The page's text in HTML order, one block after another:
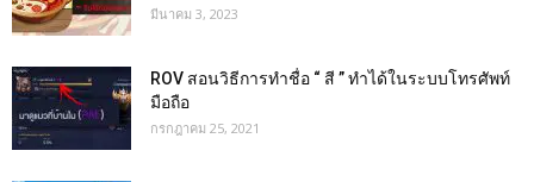
มีนาคม 3, 2023
ROV สอนวิธีการทำชื่อ “ สี ” ทำได้ในระบบโทรศัพท์
มือถือ
กรกฎาคม 25, 2021